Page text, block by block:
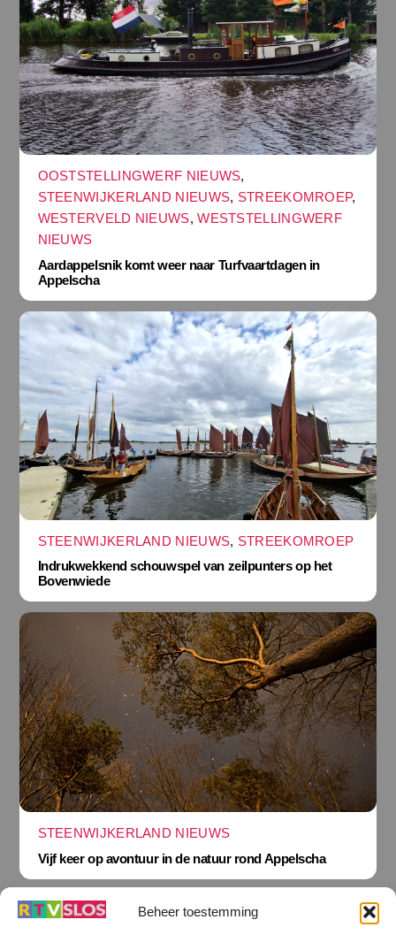
Beheer toestemming
OOSTSTELLINGWERF NIEUWS,
STEENWIJKERLAND NIEUWS, STREEKOMROEP,
WESTERVELD NIEUWS,WESTSTELLINGWERF
NIEUWS
Aardappelsnik komt weer naar Turfvaartdagen in
Appelscha
STEENWIJKERLAND NIEUWS, STREEKOMROEP
Indrukwekkend schouwspel van zeilpunters op het
Bovenwiede
STEENWIJKERLAND NIEUWS
Vijf keer op avontuur in de natuur rond Appelscha